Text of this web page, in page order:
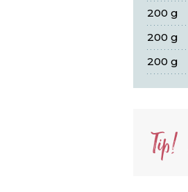
200 g
200 g
200 g
Tip!